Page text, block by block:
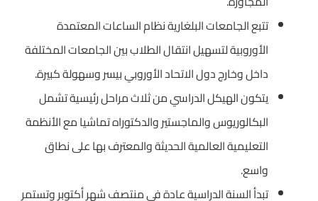
تتبع الجامعات البلغارية نظام الساعات المعتمدة
الأوروبية لتسهيل انتقال الطلاب بين الجامعات المختلفة
داخل وخارج دول الاتحاد الأوروبي بيسر وسهولة كبيرة.
يتكون الهيكل الدراسي من ثلاث مراحل رئيسية تشمل
البكالوريوس والماجستير والدكتوراه تماشيا مع الأنظمة
التعليمية العالمية الحديثة والمعترف بها على نطاق
واسع.
تبدأ السنة الدراسية عادة في منتصف شهر أكتوبر وتستمر